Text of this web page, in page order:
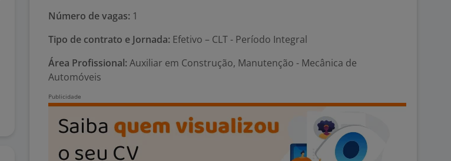
Número de vagas: 1
Tipo de contrato e Jornada: Efetivo – CLT - Período Integral
Área Profissional: Auxiliar em Construção, Manutenção - Mecânica de
Automóveis